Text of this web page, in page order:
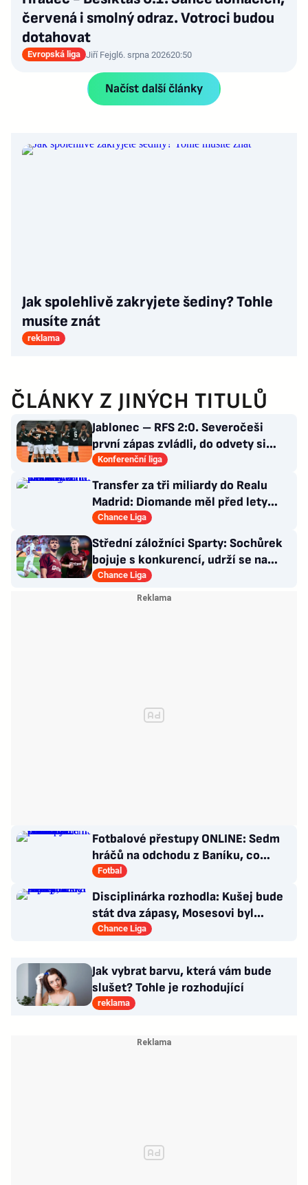
červená i smolný odraz. Votroci budou
dotahovat
Evropská liga Jiří Fejgl6. srpna 202620:50
Načíst další články
Jak spolehlivě zakryjete šediny? Tohle
musíte znát
reklama
ČLÁNKY Z JINÝCH TITULŮ
Jablonec – RFS 2:0. Severočeši
první zápas zvládli, do odvety si
vezou nadějný náskok
Konferenční liga
Transfer za tři miliardy do Realu
Madrid: Diomande měl před lety
působit v Česku!
Chance Liga
Střední záložníci Sparty: Sochůrek
bojuje s konkurencí, udrží se na
Letné Hollý?
Chance Liga
Fotbalové přestupy ONLINE: Sedm
hráčů na odchodu z Baníku, co
situace kolem Nombila?
Fotbal
Disciplinárka rozhodla: Kušej bude
stát dva zápasy, Mosesovi byl
prominut zbytek trestu
Chance Liga
Jak vybrat barvu, která vám bude
slušet? Tohle je rozhodující
reklama